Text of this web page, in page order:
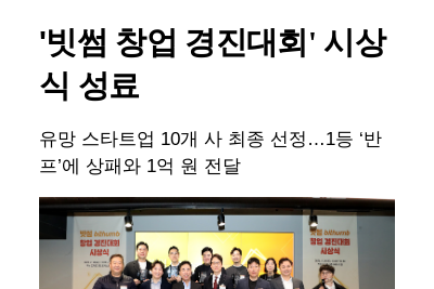
'빗썸 창업 경진대회' 시상
식 성료
유망 스타트업 10개 사 최종 선정 …1등 ‘반
프’에 상패와 1억 원 전달